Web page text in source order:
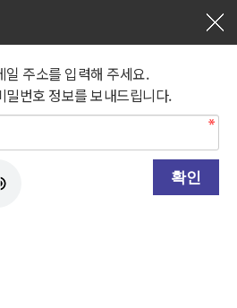
주소를 입력해 주세요.
번호 정보를 보내드립니다.